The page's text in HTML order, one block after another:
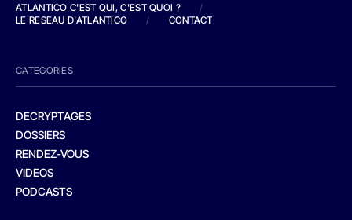
ATLANTICO C'EST QUI, C'EST QUOI ?
/
LE RESEAU D'ATLANTICO
/ CONTACT
CATEGORIES
DECRYPTAGES
DOSSIERS
RENDEZ-VOUS
VIDEOS
PODCASTS